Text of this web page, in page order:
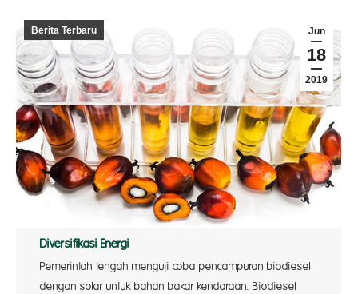
Jun
18
2019
Berita Terbaru
Diversifikasi Energi
Pemerintah tengah menguji coba pencampuran biodiesel
dengan solar untuk bahan bakar kendaraan. Biodiesel